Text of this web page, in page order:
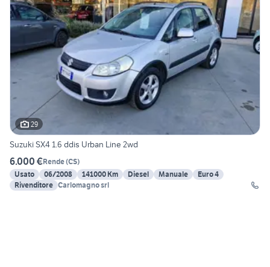
29
Suzuki SX4 1.6 ddis Urban Line 2wd
6.000 €Rende(CS)
Usato
06/2008 141000 Km Diesel Manuale
Euro 4
Rivenditore Carlomagno srl